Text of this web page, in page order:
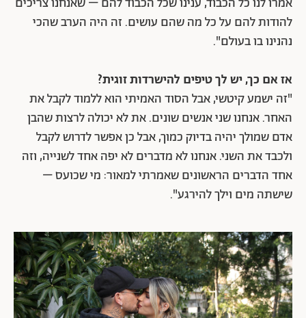
להודות להם על כל מה שהם עושים. זה היה הערב שהכי
נהנינו בו בעולם".
אז אם כך, יש לך טיפים להישרדות זוגית?
"זה ישמע קיטשי, אבל הסוד האמיתי הוא ללמוד לקבל את
האחר. אנחנו שני אנשים שונים. את לא יכולה לרצות שהבן
אדם שמולך יהיה בדיוק כמוך, אבל כן אפשר לדרוש לקבל
ולכבד את השני. אנחנו לא מדברים לא יפה אחד לשנייה, וזה
אחד הדברים הראשונים שאמרתי למאור: מי שכועס –
שישתה מים וילך להירגע".